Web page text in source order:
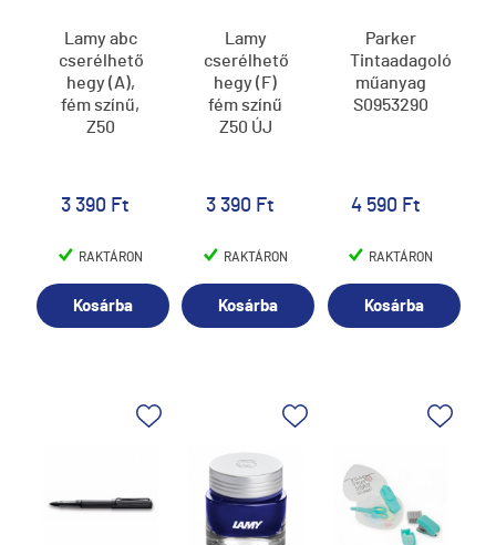
Lamy abc
cserélhető
hegy (A),
fém színű,
Z50
3 390 Ft
RAKTÁRON
Kosárba
Lamy
cserélhető
hegy (F)
fém színű
Z50 ÚJ
3 390 Ft
RAKTÁRON
Kosárba
Parker
Tintaadagoló
műanyag
S0953290
4 590 Ft
RAKTÁRON
Kosárba